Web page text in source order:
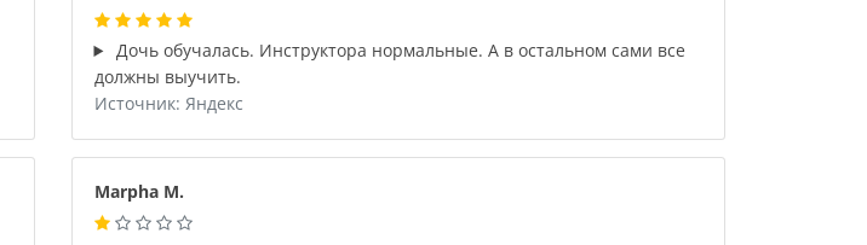
Дочь обучалась. Инструктора нормальные. А в остальном сами все
должны выучить.
Источник: Яндекс
Marpha M.